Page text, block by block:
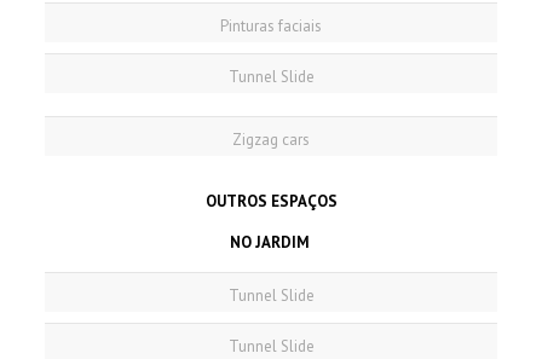
Pinturas faciais
Tunnel Slide
Zigzag cars
OUTROS ESPAÇOS
NO JARDIM
Tunnel Slide
Tunnel Slide